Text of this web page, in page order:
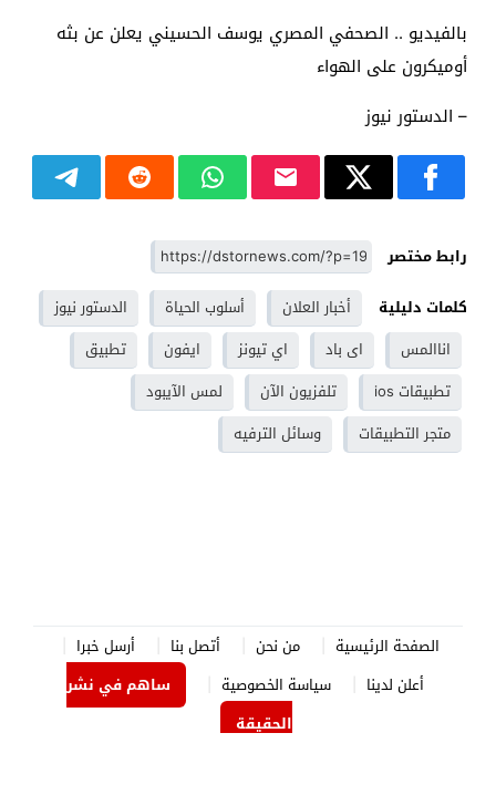
بالفيديو .. الصحفي المصري يوسف الحسيني يعلن عن بثه
أوميكرون على الهواء
– الدستور نيوز
رابط مختصر
كلمات دليلية
أخبار العلان أسلوب الحياة
الدستور نيوز
اناالمس
اى باد اي تيونز ايفون
تطبيق
تطبيقات ios
تلفزيون الآن
لمس الآيبود
متجر التطبيقات
وسائل الترفيه
الصفحة الرئيسية من نحن أتصل بنا
أرسل خبرا
أعلن لدينا
سياسة الخصوصية
ساهم في نشر
الحقيقة